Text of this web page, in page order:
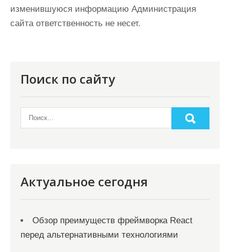
изменившуюся информацию Администрация
сайта ответственность не несет.
Поиск по сайту
Актуальное сегодня
Обзор преимуществ фреймворка React
перед альтернативными технологиями